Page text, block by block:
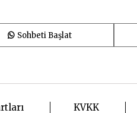
Sohbeti Başlat
KVKK